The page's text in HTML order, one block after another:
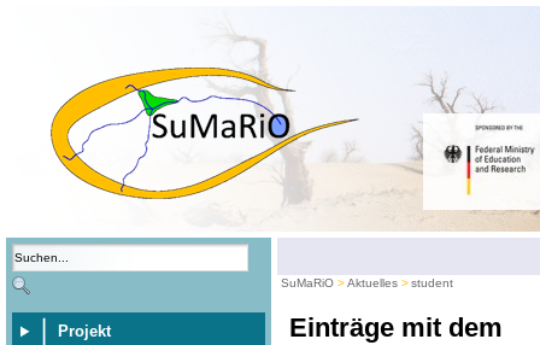
Projekt
SuMaRiO Aktuelles student
Einträge mit dem